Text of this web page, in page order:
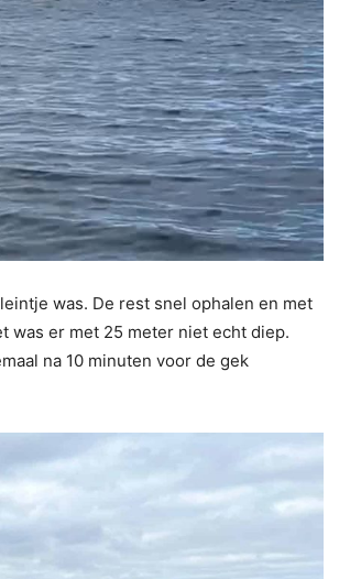
was. De rest snel ophalen en met
was er met 25 meter niet echt diep.
na 10 minuten voor de gek